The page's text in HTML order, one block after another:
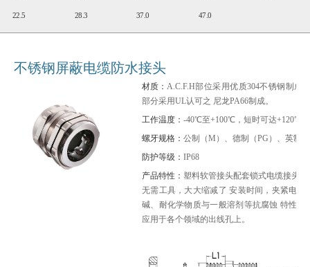
22.5 28.3 37.0 47.0
不锈钢屏蔽电缆防水接头
材质： A.C.F.H部位采用优质304不锈钢制成
部分采用UL认可之 尼龙PA66制成。
工作温度： -40℃至+100℃，短时可达+120℃。
螺牙规格： 公制（M）、德制（PG）、英制
防护等级： IP68
产品特性： 塑料软管接头配套锁式电缆接头
无需工具，大大缩减了 安装时间，夹紧电
碱、耐化学物质与一般溶剂等抗腐蚀 特性
应用于各个领域的出线孔上。